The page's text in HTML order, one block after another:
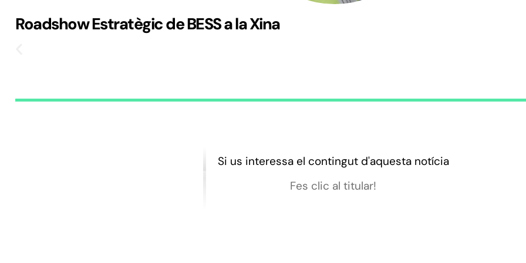
Roadshow Estratègic de BESS a la Xina
Si us interessa el contingut d'aquesta notícia
Fes clic al titular!